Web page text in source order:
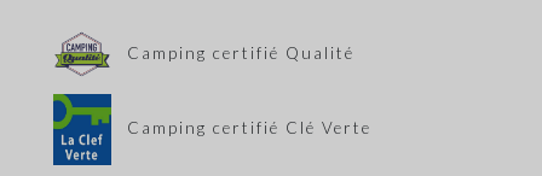
Camping certifié Qualité
Camping certifié Clé Verte